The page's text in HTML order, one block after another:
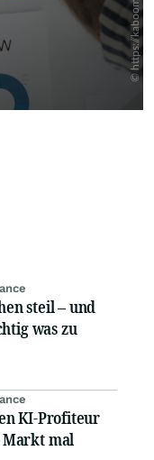
steil – und
was zu
KI-Profiteur
mal